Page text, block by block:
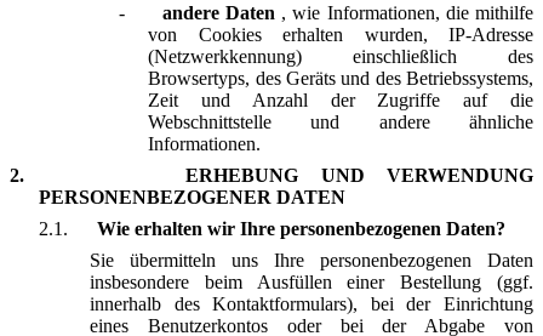
-
andere Daten , wie Informationen, die mithilfe
von Cookies erhalten wurden, IP-Adresse
(Netzwerkkennung) einschließlich des
Browsertyps, des Geräts und des Betriebssystems,
Zeit und Anzahl der Zugriffe auf die
Webschnittstelle und andere ähnliche
Informationen.
2.
ERHEBUNG UND VERWENDUNG
PERSONENBEZOGENER DATEN
2.1.
Wie erhalten wir Ihre personenbezogenen Daten?
Sie übermitteln uns Ihre personenbezogenen Daten
insbesondere beim Ausfüllen einer Bestellung (ggf.
innerhalb des Kontaktformulars), bei der Einrichtung
eines Benutzerkontos oder bei der Abgabe von